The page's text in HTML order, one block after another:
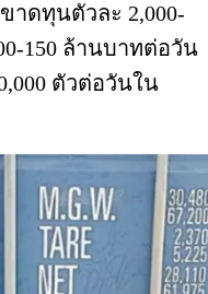
าดทุนตัวละ 2,000-
150 ล้านบาทต่อวัน
ตัวต่อวันใน